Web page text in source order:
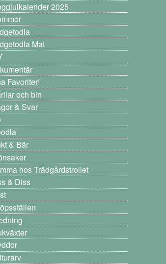
2025
Mat
Favoriter!
och bin
& Svar
& Bär
hos Trädgårdstrollet
& Diss